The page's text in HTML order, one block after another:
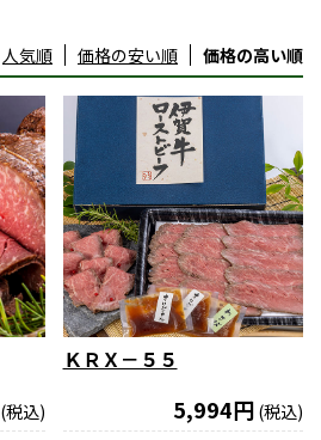
人気順 価格の安い順 価格の高い順
(税込)
ＫＲＸ－５５
5,994円 (税込)